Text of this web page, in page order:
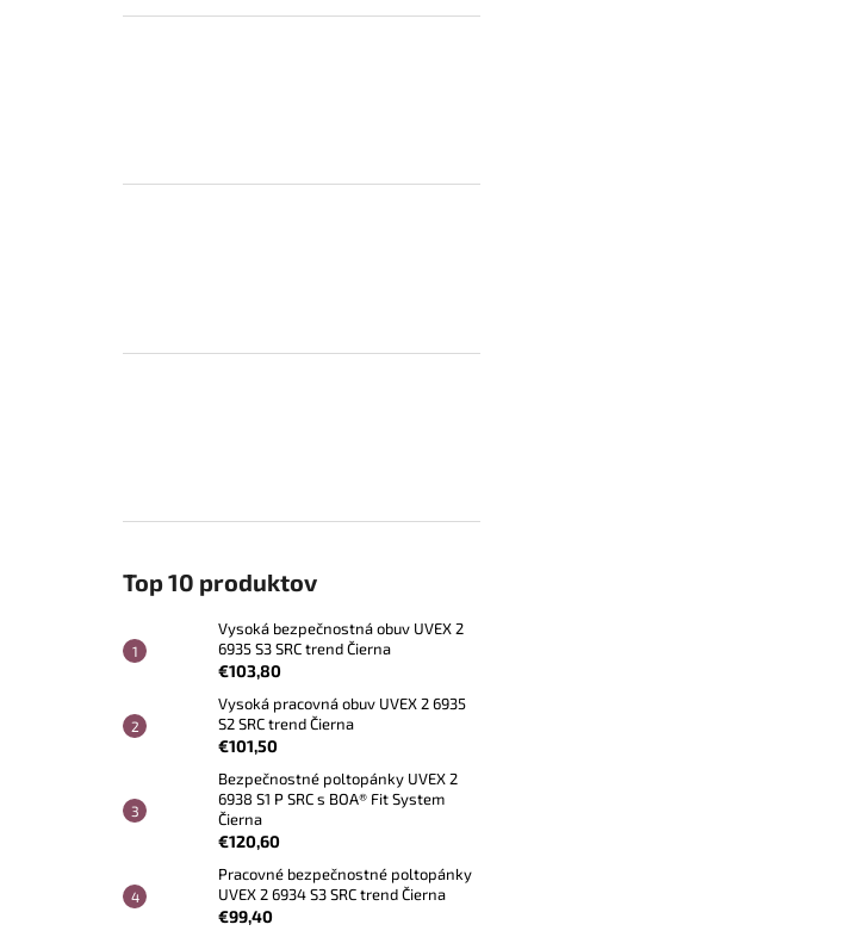
Top 10 produktov
Vysoká bezpečnostná obuv UVEX 2
6935 S3 SRC trend Čierna
€103,80
Vysoká pracovná obuv UVEX 2 6935
S2 SRC trend Čierna
€101,50
Bezpečnostné poltopánky UVEX 2
6938 S1 P SRC s BOA® Fit System
Čierna
€120,60
Pracovné bezpečnostné poltopánky
UVEX 2 6934 S3 SRC trend Čierna
€99,40